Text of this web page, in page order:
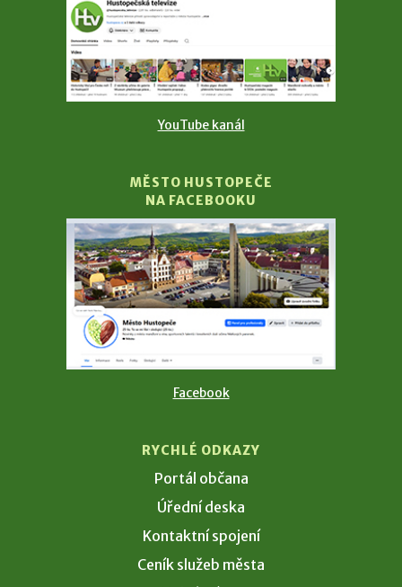
YouTube kanál
MĚSTO HUSTOPEČE
NA FACEBOOKU
Facebook
RYCHLÉ ODKAZY
Portál občana
Úřední deska
Kontaktní spojení
Ceník služeb města